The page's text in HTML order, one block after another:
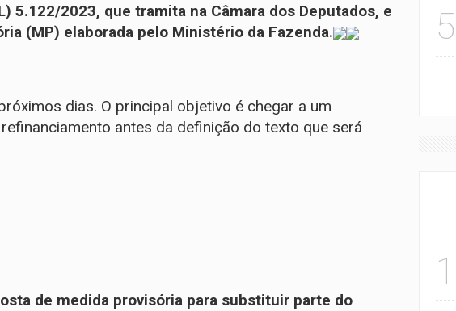
5.122/2023, que tramita na Câmara dos Deputados, e
(MP) elaborada pelo Ministério da Fazenda.
dias. O principal objetivo é chegar a um
antes da definição do texto que será
de medida provisória para substituir parte do
5
1